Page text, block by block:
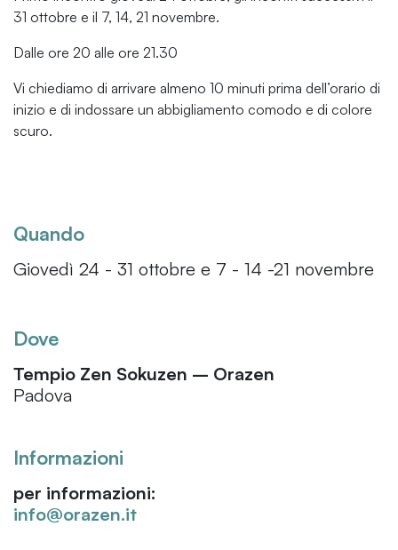
31 ottobre e il 7, 14, 21 novembre.
Dalle ore 20 alle ore 21.30
Vi chiediamo di arrivare almeno 10 minuti prima dell’orario di
inizio e di indossare un abbigliamento comodo e di colore
scuro.
Quando
Giovedì 24 - 31 ottobre e 7 - 14 -21 novembre
Dove
Tempio Zen Sokuzen – Orazen
Padova
Informazioni
per informazioni:
info@orazen.it